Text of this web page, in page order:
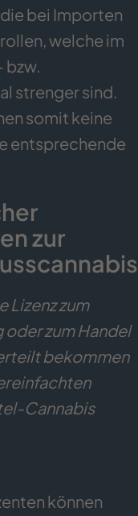
bei Importen
welche im
bzw.
strenger sind.
somit keine
entsprechende
zur
Lizenz zum
zum Handel
bekommen
Cannabis
können